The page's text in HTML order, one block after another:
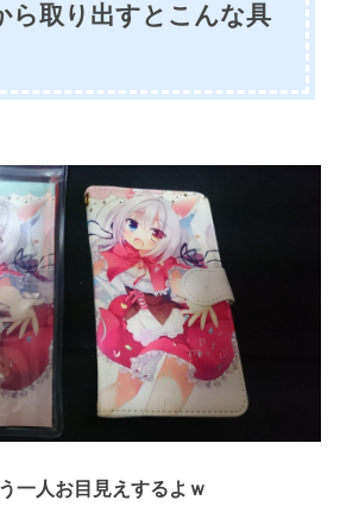
ら取り出すとこんな具
一人お目見えするよｗ